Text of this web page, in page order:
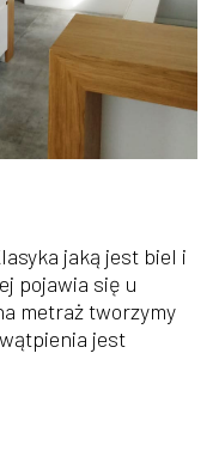
jaką jest biel i
pojawia się u
metraż tworzymy
jest